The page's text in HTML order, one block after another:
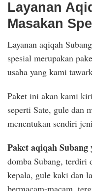
Layanan
Masakan
Layanan aqiqah
spesial merupakan
usaha yang kami
Paket ini akan kami
seperti Sate, gule dan
menentukan sendiri
Paket aqiqah Subang
domba Subang, terdiri
kepala, gule kaki dan
bermacam-macam,